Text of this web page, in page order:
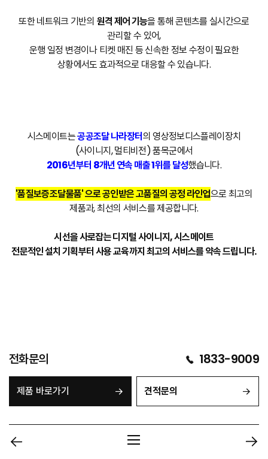
또한 네트워크 기반의 원격 제어 기능을 통해 콘텐츠를 실시간으로
관리할 수 있어,
운행 일정 변경이나 티켓 매진 등 신속한 정보 수정이 필요한
상황에서도 효과적으로 대응할 수 있습니다.
시스메이트는공공조달 나라장터의 영상정보디스플레이장치
(사이니지, 멀티비전) 품목군에서
2016년부터 8개년 연속 매출 1위를 달성했습니다.
'품질보증조달물품' 으로 공인받은 고품질의 공정 라인업으로 최고의
제품과, 최선의 서비스를 제공합니다.
시선을 사로잡는 디지털 사이니지, 시스메이트
전문적인 설치 기획부터 사용 교육까지 최고의 서비스를 약속 드립니다.
전화문의 1833-9009
제품 바로가기 견적문의